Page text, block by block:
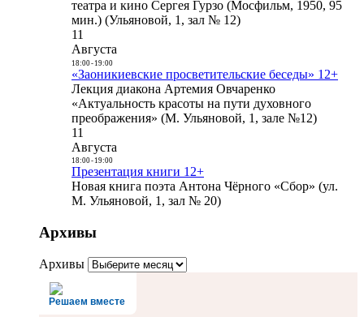
театра и кино Сергея Гурзо (Мосфильм, 1950, 95
мин.) (Ульяновой, 1, зал № 12)
11
Августа
18:00- 19:00
«Заоникиевские просветительские беседы» 12+
Лекция диакона Артемия Овчаренко
«Актуальность красоты на пути духовного
преображения» (М. Ульяновой, 1, зале №12)
11
Августа
18:00- 19:00
Презентация книги 12+
Новая книга поэта Антона Чёрного «Сбор» (ул.
М. Ульяновой, 1, зал № 20)
Архивы
Архивы
Решаем вместе